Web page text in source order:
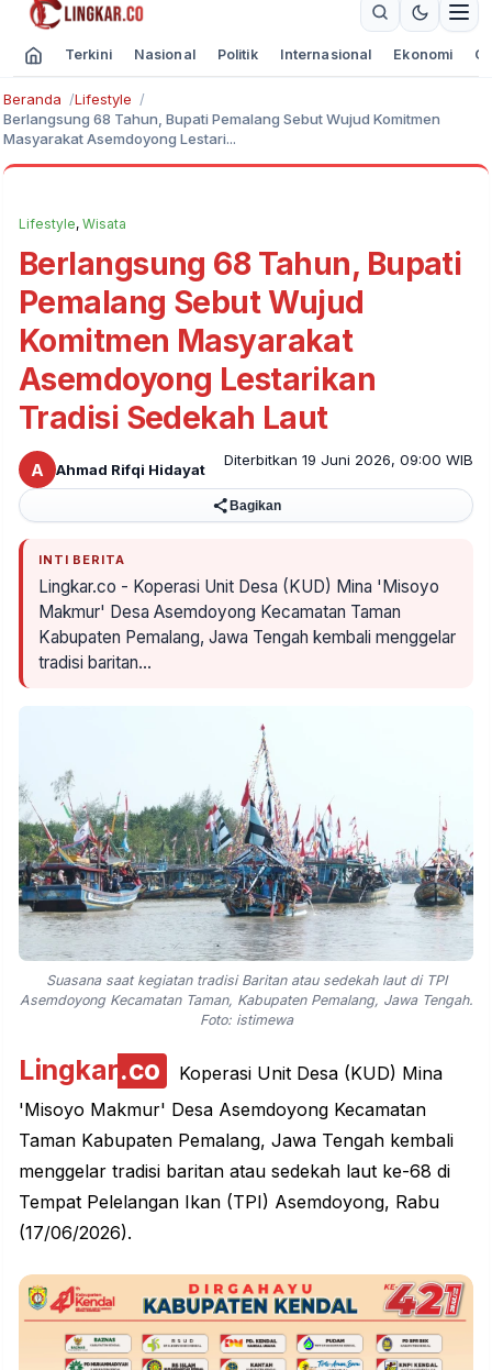
Terkini Nasional Politik Internasional Ekonomi
Beranda
Lifestyle
Berlangsung 68 Tahun, Bupati Pemalang Sebut Wujud Komitmen
Masyarakat Asemdoyong Lestari...
Lifestyle, Wisata
Berlangsung 68 Tahun, Bupati
Pemalang Sebut Wujud
Komitmen Masyarakat
Asemdoyong Lestarikan
Tradisi Sedekah Laut
A Ahmad Rifqi Hidayat
Diterbitkan 19 Juni 2026, 09:00 WIB
Bagikan
INTI BERITA
Lingkar.co - Koperasi Unit Desa (KUD) Mina 'Misoyo
Makmur' Desa Asemdoyong Kecamatan Taman
Kabupaten Pemalang, Jawa Tengah kembali menggelar
tradisi baritan…
Suasana saat kegiatan tradisi Baritan atau sedekah laut di TPI
Asemdoyong Kecamatan Taman, Kabupaten Pemalang, Jawa Tengah.
Foto: istimewa
Lingkar.co
Koperasi Unit Desa (KUD) Mina
'Misoyo Makmur' Desa Asemdoyong Kecamatan
Taman Kabupaten Pemalang, Jawa Tengah kembali
menggelar tradisi baritan atau sedekah laut ke-68 di
Tempat Pelelangan Ikan (TPI) Asemdoyong, Rabu
(17/06/2026).